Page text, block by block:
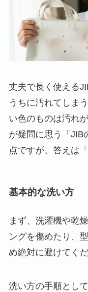
丈夫で長く使える
うちに汚れてしま
い色のものは汚れ
が疑問に思う「JIB
点ですが、答えは
基本的な洗い方
まず、洗濯機や乾
ングを傷めたり、
め絶対に避けてくだ
洗い方の手順とし